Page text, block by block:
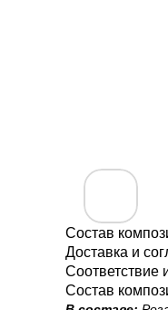
Состав
Доставка и
Соответствие
Состав